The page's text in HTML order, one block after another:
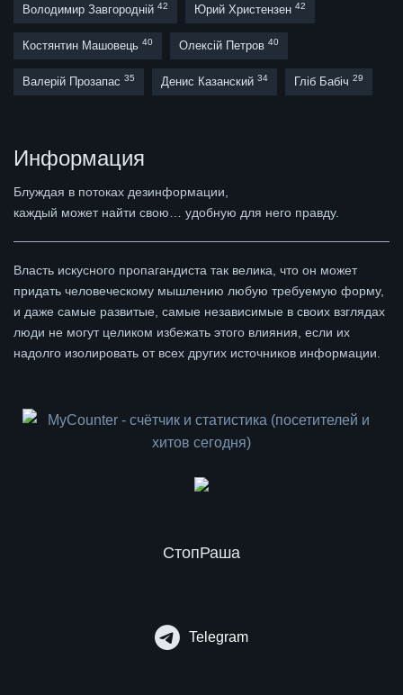
Володимир Завгородній 42 Юрий Христензен 42
Костянтин Машовець 40 Олексій Петров 40
Валерій Прозапас 35 Денис Казанский 34 Гліб Бабіч 29
Информация
Блуждая в потоках дезинформации,
каждый может найти свою… удобную для него правду.
Власть искусного пропагандиста так велика, что он может
придать человеческому мышлению любую требуемую форму,
и даже самые развитые, самые независимые в своих взглядах
люди не могут целиком избежать этого влияния, если их
надолго изолировать от всех других источников информации.
СтопРаша
Telegram